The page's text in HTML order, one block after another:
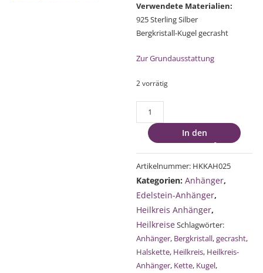
Verwendete Materialien:
925 Sterling Silber
Bergkristall-Kugel gecrasht
Zur Grundausstattung
2 vorrätig
Bergkristall-
Anhänger
gecrasht
Heilkreis-
Halskette
Menge
In den
Artikelnummer: HKKAH025
Kategorien:Anhänger,
Edelstein-Anhänger,
Heilkreis Anhänger,
HeilkreiseSchlagwörter:
Anhänger, Bergkristall,gecrasht,
Halskette, Heilkreis, Heilkreis-
Anhänger, Kette, Kugel,